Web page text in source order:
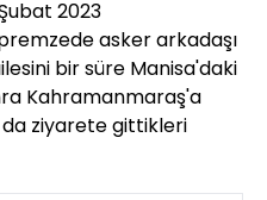
2023
asker arkadaşı
bir süre Manisa'daki
Kahramanmaraş'a
da ziyarete gittikleri